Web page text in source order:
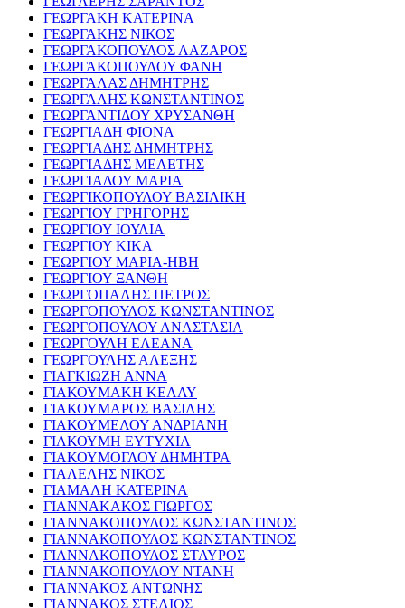
ΓΕΩΡΓΑΚΗ ΚΑΤΕΡΙΝΑ
ΓΕΩΡΓΑΚΗΣ ΝΙΚΟΣ
ΓΕΩΡΓΑΚΟΠΟΥΛΟΣ ΛΑΖΑΡΟΣ
ΓΕΩΡΓΑΚΟΠΟΥΛΟΥ ΦΑΝΗ
ΓΕΩΡΓΑΛΑΣ ΔΗΜΗΤΡΗΣ
ΓΕΩΡΓΑΛΗΣ ΚΩΝΣΤΑΝΤΙΝΟΣ
ΓΕΩΡΓΑΝΤΙΔΟΥ ΧΡΥΣΑΝΘΗ
ΓΕΩΡΓΙΑΔΗ ΦΙΟΝΑ
ΓΕΩΡΓΙΑΔΗΣ ΔΗΜΗΤΡΗΣ
ΓΕΩΡΓΙΑΔΗΣ ΜΕΛΕΤΗΣ
ΓΕΩΡΓΙΑΔΟΥ ΜΑΡΙΑ
ΓΕΩΡΓΙΚΟΠΟΥΛΟΥ ΒΑΣΙΛΙΚΗ
ΓΕΩΡΓΙΟΥ ΓΡΗΓΟΡΗΣ
ΓΕΩΡΓΙΟΥ ΙΟΥΛΙΑ
ΓΕΩΡΓΙΟΥ ΚΙΚΑ
ΓΕΩΡΓΙΟΥ ΜΑΡΙΑ-ΗΒΗ
ΓΕΩΡΓΙΟΥ ΞΑΝΘΗ
ΓΕΩΡΓΟΠΑΛΗΣ ΠΕΤΡΟΣ
ΓΕΩΡΓΟΠΟΥΛΟΣ ΚΩΝΣΤΑΝΤΙΝΟΣ
ΓΕΩΡΓΟΠΟΥΛΟΥ ΑΝΑΣΤΑΣΙΑ
ΓΕΩΡΓΟΥΛΗ ΕΛΕΑΝΑ
ΓΕΩΡΓΟΥΛΗΣ ΑΛΕΞΗΣ
ΓΙΑΓΚΙΩΖΗ ΑΝΝΑ
ΓΙΑΚΟΥΜΑΚΗ ΚΕΛΛΥ
ΓΙΑΚΟΥΜΑΡΟΣ ΒΑΣΙΛΗΣ
ΓΙΑΚΟΥΜΕΛΟΥ ΑΝΔΡΙΑΝΗ
ΓΙΑΚΟΥΜΗ ΕΥΤΥΧΙΑ
ΓΙΑΚΟΥΜΟΓΛΟΥ ΔΗΜΗΤΡΑ
ΓΙΑΛΕΛΗΣ ΝΙΚΟΣ
ΓΙΑΜΑΛΗ ΚΑΤΕΡΙΝΑ
ΓΙΑΝΝΑΚΑΚΟΣ ΓΙΩΡΓΟΣ
ΓΙΑΝΝΑΚΟΠΟΥΛΟΣ ΚΩΝΣΤΑΝΤΙΝΟΣ
ΓΙΑΝΝΑΚΟΠΟΥΛΟΣ ΚΩΝΣΤΑΝΤΙΝΟΣ
ΓΙΑΝΝΑΚΟΠΟΥΛΟΣ ΣΤΑΥΡΟΣ
ΓΙΑΝΝΑΚΟΠΟΥΛΟΥ ΝΤΑΝΗ
ΓΙΑΝΝΑΚΟΣ ΑΝΤΩΝΗΣ
ΓΙΑΝΝΑΚΟΣ ΣΤΕΛΙΟΣ